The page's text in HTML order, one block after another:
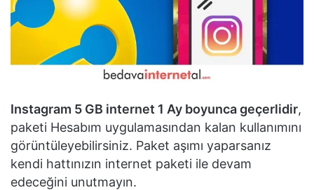
Instagram 5 GB internet 1 Ay boyunca geçerlidir,
paketi Hesabım uygulamasından kalan kullanımını
görüntüleyebilirsiniz. Paket aşımı yaparsanız
kendi hattınızın internet paketi ile devam
edeceğini unutmayın.